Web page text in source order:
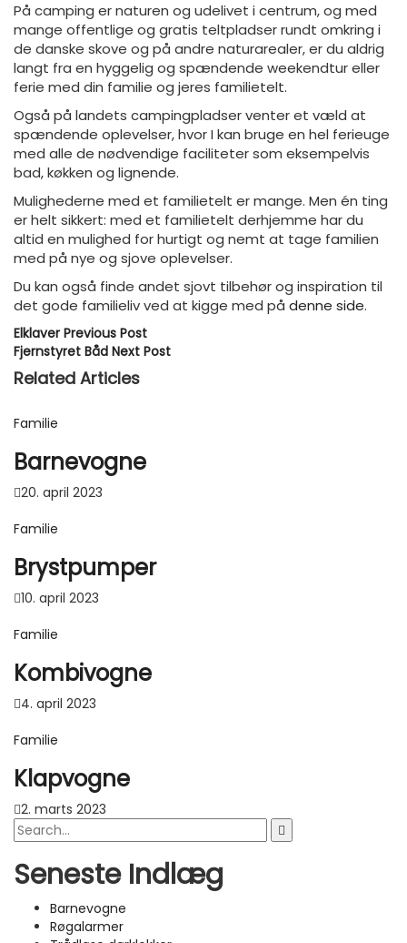
På camping er naturen og udelivet i centrum, og med
mange offentlige og gratis teltpladser rundt omkring i
de danske skove og på andre naturarealer, er du aldrig
langt fra en hyggelig og spændende weekendtur eller
ferie med din familie og jeres familietelt.
Også på landets campingpladser venter et væld at
spændende oplevelser, hvor I kan bruge en hel ferieuge
med alle de nødvendige faciliteter som eksempelvis
bad, køkken og lignende.
Mulighederne med et familietelt er mange. Men én ting
er helt sikkert: med et familietelt derhjemme har du
altid en mulighed for hurtigt og nemt at tage familien
med på nye og sjove oplevelser.
Du kan også finde andet sjovt tilbehør og inspiration til
det gode familieliv ved at kigge med på denne side.
Elklaver Previous Post
Fjernstyret Båd Next Post
Related Articles
Familie
Barnevogne
20. april 2023
Familie
Brystpumper
10. april 2023
Familie
Kombivogne
4. april 2023
Familie
Klapvogne
2. marts 2023
Seneste Indlæg
Barnevogne
Røgalarmer